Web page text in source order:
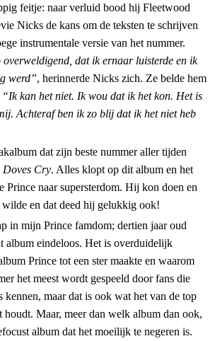
feitje: naar verluid bood hij Fleetwood
Nicks de kans om de teksten te schrijven
instrumentale versie van het nummer.
overweldigend, dat ik ernaar luisterde en ik
werd”, herinnerde Nicks zich. Ze belde hem
“Ik kan het niet. Ik wou dat ik het kon. Het is
Achteraf ben ik zo blij dat ik het niet heb
dat zijn beste nummer aller tijden
Doves Cry. Alles klopt op dit album en het
Prince naar supersterdom. Hij kon doen en
en dat deed hij gelukkig ook!
in mijn Prince famdom; dertien jaar oud
album eindeloos. Het is overduidelijk
Prince tot een ster maakte en waarom
het meest wordt gespeeld door fans die
kennen, maar dat is ook wat het van de top
Maar, meer dan welk album dan ook,
album dat het moeilijk te negeren is.